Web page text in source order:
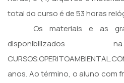
total do curso é de 53 horas
Os materiais e as
disponibilizados
anos. Ao término, o aluno com